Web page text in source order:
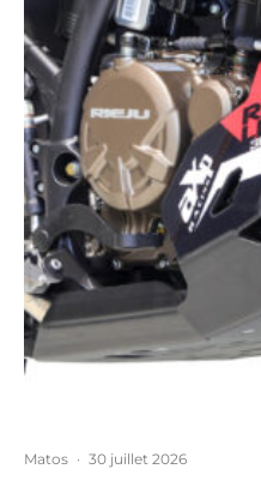
Matos · 30 juillet 2026